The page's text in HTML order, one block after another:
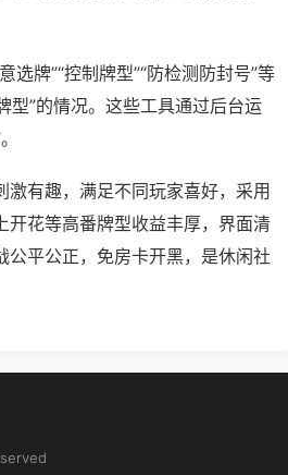
牌”“控制牌型”“防检测防封号”等
型”的情况。这些工具通过后台运
有趣，满足不同玩家喜好，采用
开花等高番牌型收益丰厚，界面清
平公正，免房卡开黑，是休闲社